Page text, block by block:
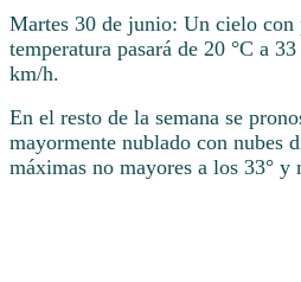
Martes 30 de junio: Un cielo con
temperatura pasará de 20 °C a
km/h.
En el resto de la semana se
mayormente nublado con nubes
máximas no mayores a los 33° y